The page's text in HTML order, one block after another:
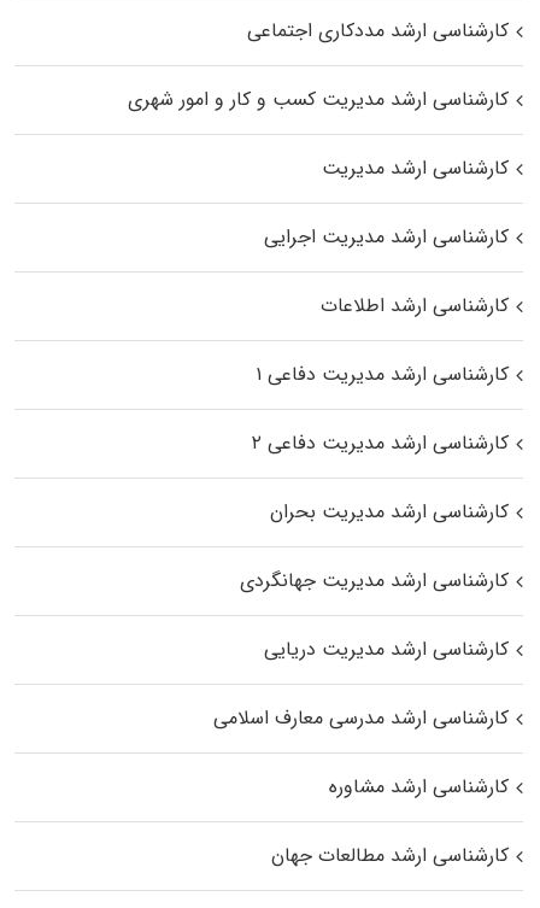
کارشناسی ارشد مددکاری اجتماعی
کارشناسی ارشد مدیریت کسب و کار و امور شهری
کارشناسی ارشد مدیریت
کارشناسی ارشد مدیریت اجرایی
کارشناسی ارشد اطلاعات
کارشناسی ارشد مدیریت دفاعی ۱
کارشناسی ارشد مدیریت دفاعی ۲
کارشناسی ارشد مدیریت بحران
کارشناسی ارشد مدیریت جهانگردی
کارشناسی ارشد مدیریت دریایی
کارشناسی ارشد مدرسی معارف اسلامی
کارشناسی ارشد مشاوره
کارشناسی ارشد مطالعات جهان